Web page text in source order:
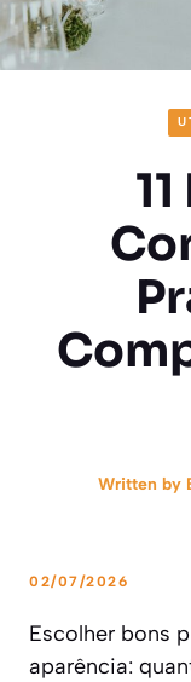
Written by
02/07/2026
Escolher bons
aparência: